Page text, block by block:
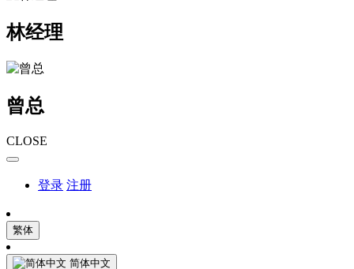
林经理
曾总
CLOSE
登录 注册
繁体
简体中文